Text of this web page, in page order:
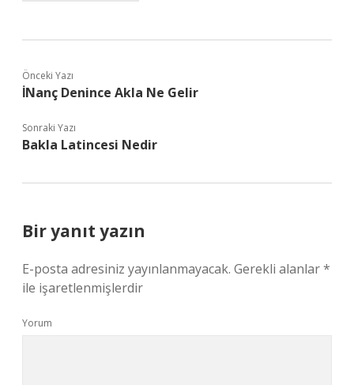
Önceki Yazı
İNanç Denince Akla Ne Gelir
Sonraki Yazı
Bakla Latincesi Nedir
Bir yanıt yazın
E-posta adresiniz yayınlanmayacak. Gerekli alanlar*
ile işaretlenmişlerdir
Yorum